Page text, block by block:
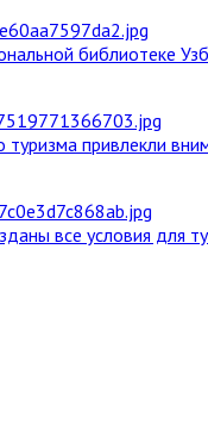
библиотеке
привлекли
все условия для